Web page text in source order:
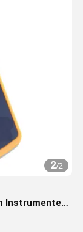
2/2
Instrumenten